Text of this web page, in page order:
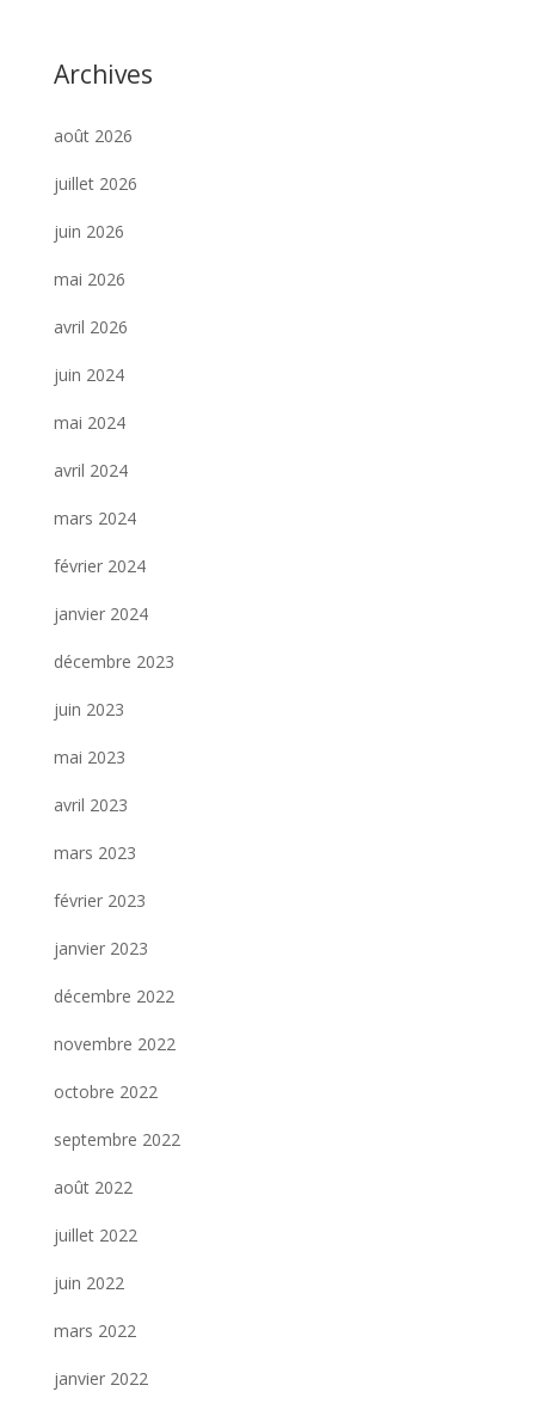
Archives
août 2026
juillet 2026
juin 2026
mai 2026
avril 2026
juin 2024
mai 2024
avril 2024
mars 2024
février 2024
janvier 2024
décembre 2023
juin 2023
mai 2023
avril 2023
mars 2023
février 2023
janvier 2023
décembre 2022
novembre 2022
octobre 2022
septembre 2022
août 2022
juillet 2022
juin 2022
mars 2022
janvier 2022